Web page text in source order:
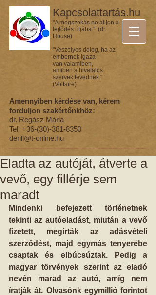
Kapcsolattartás.hu
"A megszokás ne álljon a
fejlődés útjába." (dr.
House)
"Veszélyes dolog, ha az
embernek igaza
van valamiben,
amiben a hivatalos
szervek tévednek."
(Voltaire)
Amennyiben kérdése van, kérem
forduljon szakértőnkhöz:
dr. Regász Mária
Tel: +36-(30)-381-8350
derill@t-online.hu
Eladta az autóját, átverte a
vevő, egy fillérje sem
maradt
Mindenki befejezett történetnek
tekinti az autóeladást, miután a vevő
fizetett, megírták az adásvételi
szerződést, majd egymás tenyerébe
csaptak és elbúcsúztak. Pedig a
magyar törvények szerint az eladó
nevén marad az autó, amíg nem
íratják át. Olvasónk egymillió forintot